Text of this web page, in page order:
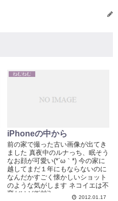
ねむねむ
iPhoneの中から
前の家で撮った古い画像が出てき
ました 真夜中のルナっち、眠そう
なお顔が可愛い(*´ω｀*) 今の家に
越してまだ１年にもならないのに
なんだかすごく懐かしいショット
のような気がします ネコイエは不
変だけど(*´艸`)
2012.01.17